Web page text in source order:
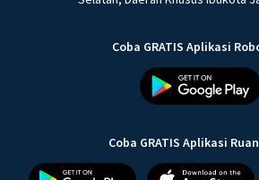
Coba GRATIS Aplikasi
Coba GRATIS Aplikasi